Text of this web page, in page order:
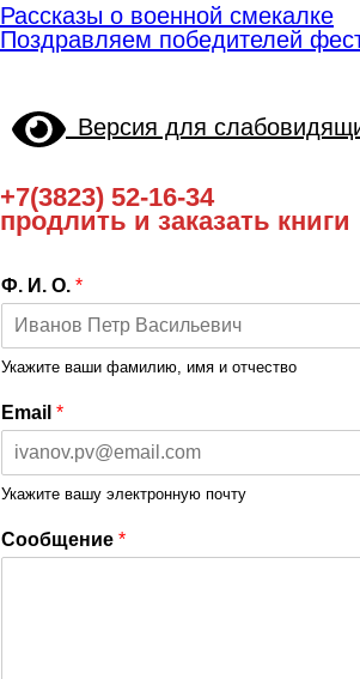
Рассказы о военной смекалке
Поздравляем победителей
Версия для
+7(3823) 52-16-34
продлить и заказать книги
Ф. И. О. *
Укажите ваши фамилию, имя и отчество
Email *
Укажите вашу электронную почту
Сообщение *